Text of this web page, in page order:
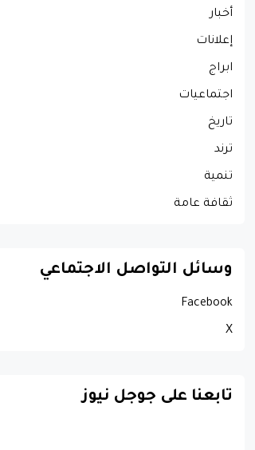
أخبار
إعلانات
ابراج
اجتماعيات
تاريخ
ترند
تنمية
ثقافة عامة
وسائل التواصل الاجتماعي
Facebook
X
تابعنا على جوجل نيوز